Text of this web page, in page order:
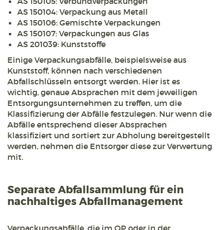
AS 150104: Verpackung aus Metall
AS 150106: Gemischte Verpackungen
AS 150107: Verpackungen aus Glas
AS 201039: Kunststoffe
Einige Verpackungsabfälle, beispielsweise aus
Kunststoff, können nach verschiedenen
Abfallschlüsseln entsorgt werden. Hier ist es
wichtig, genaue Absprachen mit dem jeweiligen
Entsorgungsunternehmen zu treffen, um die
Klassifizierung der Abfälle festzulegen. Nur wenn die
Abfälle entsprechend dieser Absprachen
klassifiziert und sortiert zur Abholung bereitgestellt
werden, nehmen die Entsorger diese zur Verwertung
mit.
Separate Abfallsammlung für ein
nachhaltiges Abfallmanagement